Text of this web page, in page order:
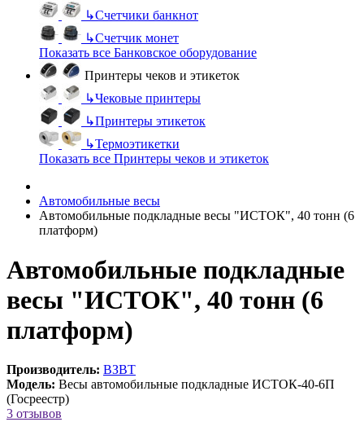
↳Счетчики банкнот
↳Счетчик монет
Показать все Банковское оборудование
Принтеры чеков и этикеток
↳Чековые принтеры
↳Принтеры этикеток
↳Термоэтикетки
Показать все Принтеры чеков и этикеток
Автомобильные весы
Автомобильные подкладные весы "ИСТОК", 40 тонн (6
платформ)
Автомобильные подкладные
весы "ИСТОК", 40 тонн (6
платформ)
Производитель: ВЗВТ
Модель: Весы автомобильные подкладные ИСТОК-40-6П
(Госреестр)
3 отзывов